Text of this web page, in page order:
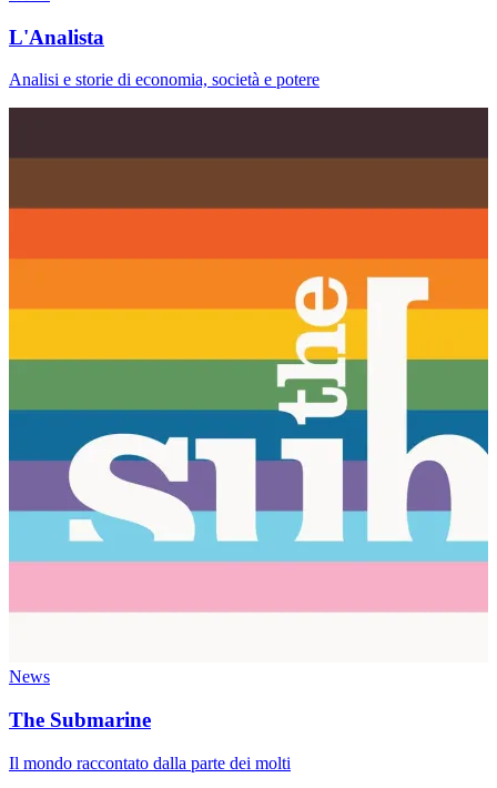
L'Analista
Analisi e storie di economia, società e potere
News
The Submarine
Il mondo raccontato dalla parte dei molti